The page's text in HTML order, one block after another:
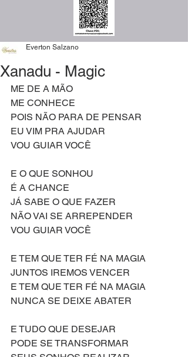
Xanadu - Magic
Everton Salzano
ME DE A MÃO
ME CONHECE
POIS NÃO PARA DE PENSAR
EU VIM PRA AJUDAR
VOU GUIAR VOCÊ
E O QUE SONHOU
É A CHANCE
JÁ SABE O QUE FAZER
NÃO VAI SE ARREPENDER
VOU GUIAR VOCÊ
E TEM QUE TER FÉ NA MAGIA
JUNTOS IREMOS VENCER
E TEM QUE TER FÉ NA MAGIA
NUNCA SE DEIXE ABATER
E TUDO QUE DESEJAR
PODE SE TRANSFORMAR